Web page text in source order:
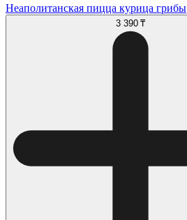
Неаполитанская пицца курица грибы
3 390 ₸